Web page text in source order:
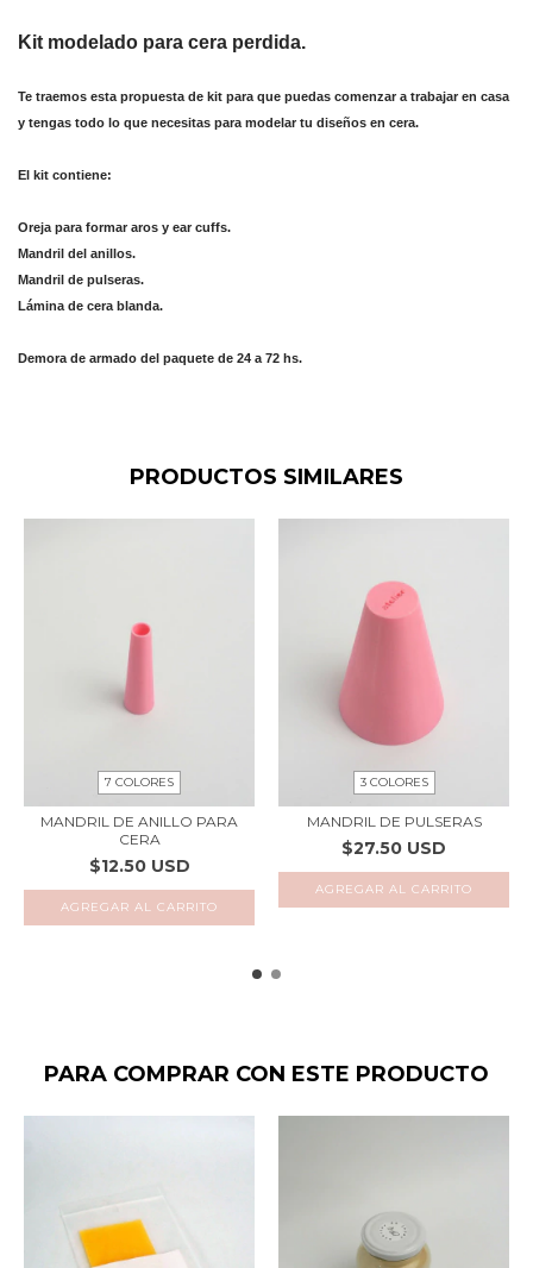
Kit modelado para cera perdida.
Te traemos esta propuesta de kit para que puedas comenzar a trabajar en casa
y tengas todo lo que necesitas para modelar tu diseños en cera.
El kit contiene:
Oreja para formar aros y ear cuffs.
Mandril del anillos.
Mandril de pulseras.
Lámina de cera blanda.
Demora de armado del paquete de 24 a 72 hs.
PRODUCTOS SIMILARES
7 COLORES
MANDRIL DE ANILLO PARA
CERA
$12.50 USD
AGREGAR AL CARRITO
3 COLORES
MANDRIL DE PULSERAS
$27.50 USD
AGREGAR AL CARRITO
PARA COMPRAR CON ESTE PRODUCTO